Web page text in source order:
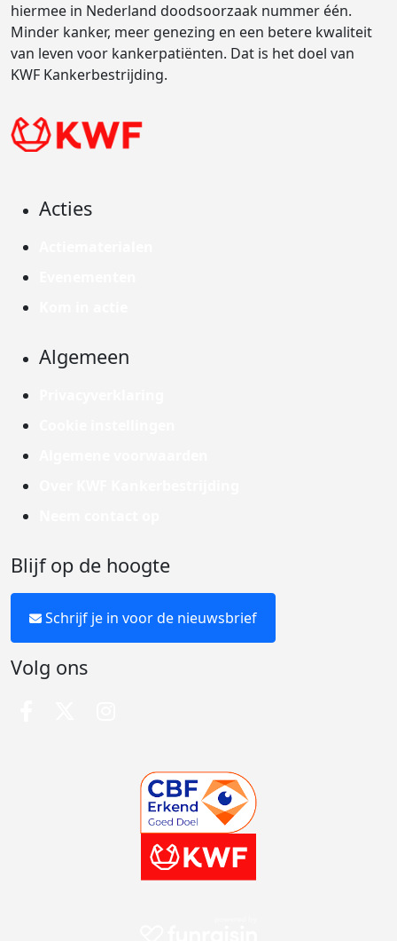
hiermee in Nederland doodsoorzaak nummer één.
Minder kanker, meer genezing en een betere kwaliteit
van leven voor kankerpatiënten. Dat is het doel van
KWF Kankerbestrijding.
Acties
Algemeen
Blijf op de hoogte
Schrijf je in voor de nieuwsbrief
Volg ons